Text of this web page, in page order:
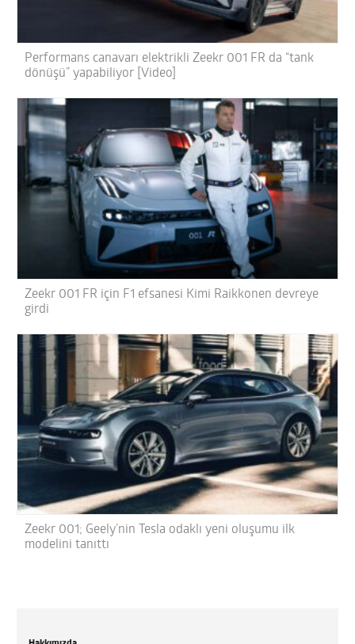
Performans canavarı elektrikli Zeekr 001 FR da “tank
dönüşü” yapabiliyor [Video]
Zeekr 001 FR için F1 efsanesi Kimi Raikkonen devreye
girdi
Zeekr 001; Geely’nin Tesla odaklı yeni oluşumu ilk
modelini tanıttı